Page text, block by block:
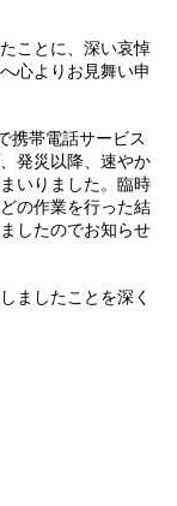
ことに、深い哀悼
心よりお見舞い申
携帯電話サービス
発災以降、速やか
いりました。臨時
の作業を行った結
したのでお知らせ
ましたことを深く